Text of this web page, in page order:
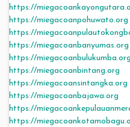
https://
https://miegacoanpohuwato.org
https://
https://miegacoanbanyumas.org
https://miegacoanbulukumba.org
https://miegacoanbintang.org
https://miegacoansintangka.org
https://miegacoanbajawa.org
https://
https://